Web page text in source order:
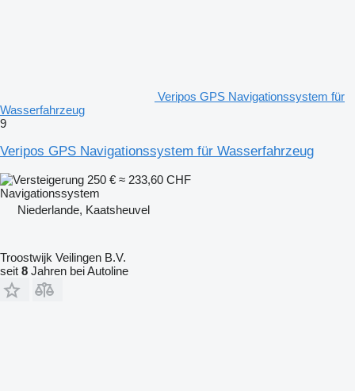
Veripos GPS Navigationssystem für
Wasserfahrzeug
9
Veripos GPS Navigationssystem für Wasserfahrzeug
250 € ≈ 233,60 CHF
Navigationssystem
Niederlande, Kaatsheuvel
Troostwijk Veilingen B.V.
seit 8 Jahren bei Autoline